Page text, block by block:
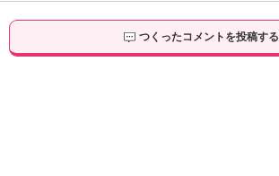
つくったコメントを投稿する